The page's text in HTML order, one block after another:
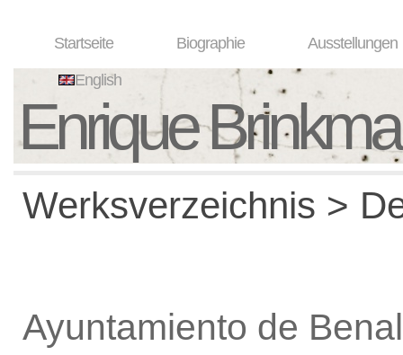
Startseite Biographie Ausstellungen
English
Enrique
Werksverzeichnis >
Ayuntamiento de